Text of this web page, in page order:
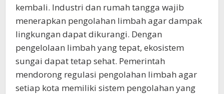
kembali. Industri dan rumah tangga wajib
menerapkan pengolahan limbah agar dampak
lingkungan dapat dikurangi. Dengan
pengelolaan limbah yang tepat, ekosistem
sungai dapat tetap sehat. Pemerintah
mendorong regulasi pengolahan limbah agar
setiap kota memiliki sistem pengolahan yang